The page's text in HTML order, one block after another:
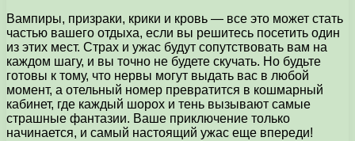
Вампиры, призраки, крики и кровь — все это может стать
частью вашего отдыха, если вы решитесь посетить один
из этих мест. Страх и ужас будут сопутствовать вам на
каждом шагу, и вы точно не будете скучать. Но будьте
готовы к тому, что нервы могут выдать вас в любой
момент, а отельный номер превратится в кошмарный
кабинет, где каждый шорох и тень вызывают самые
страшные фантазии. Ваше приключение только
начинается, и самый настоящий ужас еще впереди!